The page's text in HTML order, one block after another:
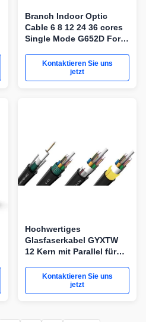
Branch Indoor Optic
Cable 6 8 12 24 36 cores
Single Mode G652D For
Kontaktieren Sie uns
jetzt
Hochwertiges
Glasfaserkabel GYXTW
12 Kern mit Parallel für
Kontaktieren Sie uns
jetzt